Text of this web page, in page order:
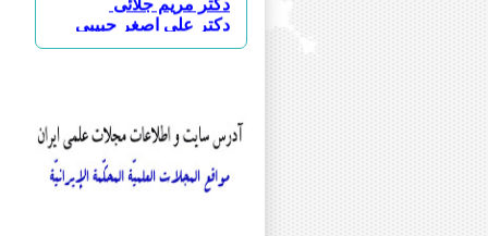
دکتر علی اصغر حبیبی
مرحوم دکتر فیروز حریرچی
دکتر أحمدرضا حیدریان شهری
دکتر محمد خاقانی
دکتر انسیه خزعلی
دکتر محمود خورسندی